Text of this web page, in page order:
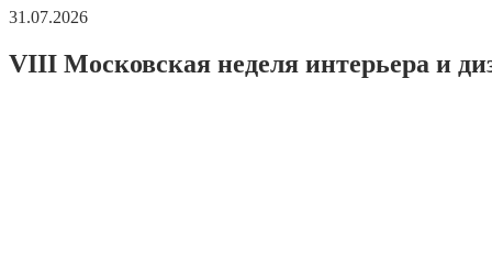
31.07.2026
VIII Московская неделя интерьера и